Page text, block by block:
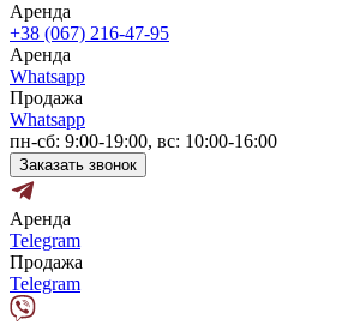
Аренда
+38 (067) 216-47-95
Аренда
Whatsapp
Продажа
Whatsapp
пн-сб: 9:00-19:00, вс: 10:00-16:00
Заказать звонок
Аренда
Telegram
Продажа
Telegram